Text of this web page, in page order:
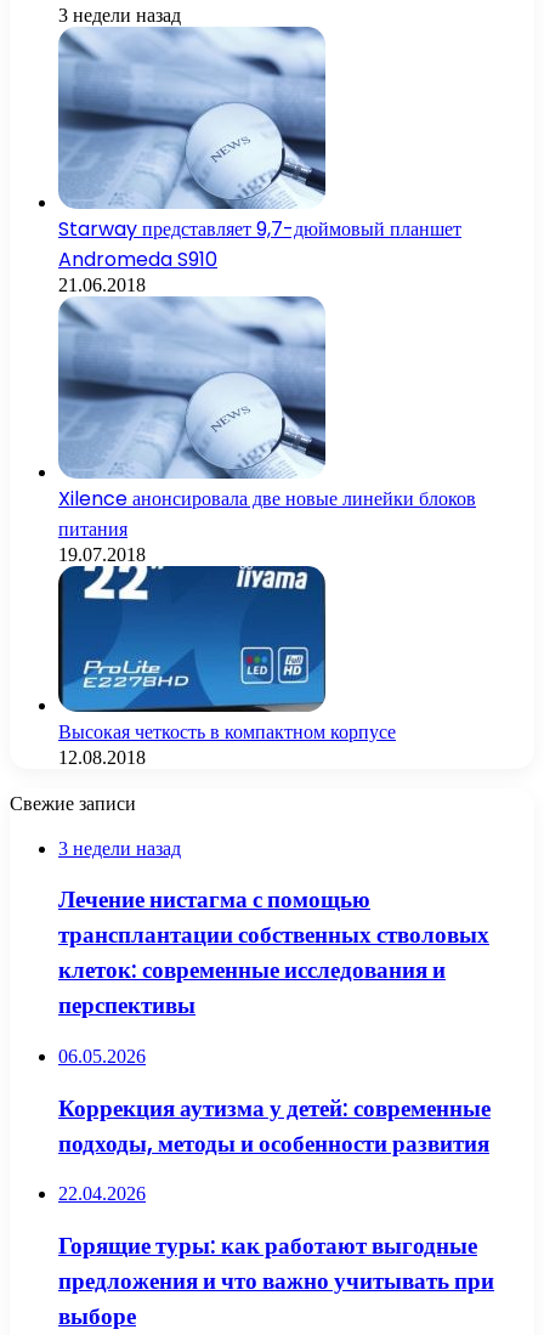
3 недели назад
Starway представляет 9,7-дюймовый планшет
Andromeda S910
21.06.2018
Xilence анонсировала две новые линейки блоков
питания
19.07.2018
Высокая четкость в компактном корпусе
12.08.2018
Свежие записи
3 недели назад
Лечение нистагма с помощью
трансплантации собственных стволовых
клеток: современные исследования и
перспективы
06.05.2026
Коррекция аутизма у детей: современные
подходы, методы и особенности развития
22.04.2026
Горящие туры: как работают выгодные
предложения и что важно учитывать при
выборе